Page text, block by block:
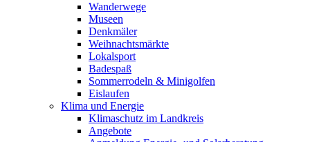
Wanderwege
Museen
Denkmäler
Weihnachtsmärkte
Lokalsport
Badespaß
Sommerrodeln & Minigolfen
Eislaufen
Klima und Energie
Klimaschutz im Landkreis
Angebote